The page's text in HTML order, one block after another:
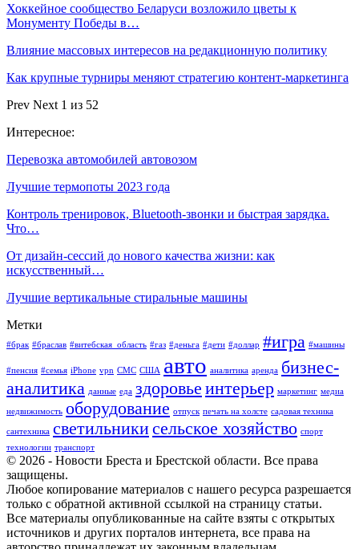
Хоккейное сообщество Беларуси возложило цветы к
Монументу Победы в…
Влияние массовых интересов на редакционную политику
Как крупные турниры меняют стратегию контент-маркетинга
Prev Next 1 из 52
Интересное:
Перевозка автомобилей автовозом
Лучшие термопоты 2023 года
Контроль тренировок, Bluetooth-звонки и быстрая зарядка.
Что…
От дизайн-сессий до нового качества жизни: как
искусственный…
Лучшие вертикальные стиральные машины
Метки
#брак #браслав #витебская_область #газ #деньга #дети #доллар #игра #машины
#пенсия #семья iPhone vpn СМС США авто аналитика аренда бизнес-
аналитика данные еда здоровье интерьер маркетинг медиа
недвижимость оборудование отпуск печать на холсте садовая техника
сантехника светильникисельское хозяйство спорт
технологии транспорт
© 2026 - Новости Бреста и Брестской области. Все права
защищены.
Любое копирование материалов с нашего ресурса разрешается
только с обратной активной ссылкой на страницу статьи.
Все материалы опубликованные на сайте взяты с открытых
источников и других порталов интернета, все права на